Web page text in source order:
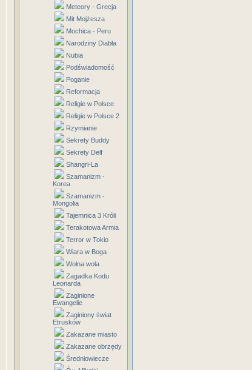
Meteory - Grecja
Mit Mojżesza
Mochica - Peru
Narodziny Diabła
Nubia
Podświadomość
Poganie
Reformacja
Religie w Polsce
Religie w Polsce 2
Rzymianie
Sekrety Buddy
Sekrety Delf
Shangri-La
Szamanizm -
Korea
Szamanizm -
Mongolia
Tajemnica 3 Króli
Terakotowa Armia
Terror w Tokio
Wiara w Boga
Wolna wola
Zagadka Kodu
Leonarda
Zaginione
Ewangelie
Zaginiony świat
Etrusków
Zakazane miasto
Zakazane obrzędy
Średniowiecze